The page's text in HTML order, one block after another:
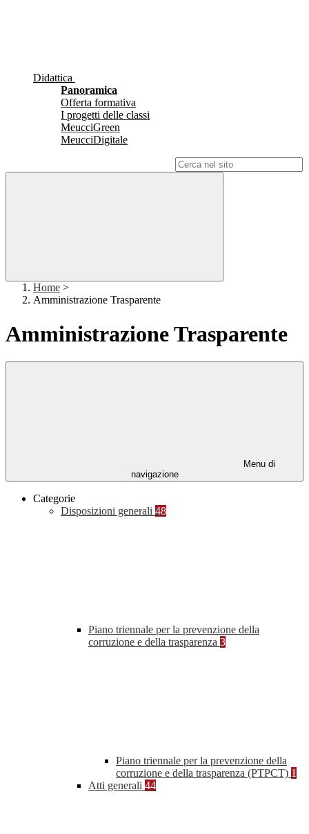
Didattica
Panoramica
Offerta formativa
I progetti delle classi
MeucciGreen
MeucciDigitale
Home >
Amministrazione Trasparente
Amministrazione Trasparente
Menu di
navigazione
Categorie
Disposizioni generali 48
Piano triennale per la prevenzione della
corruzione e della trasparenza 3
Piano triennale per la prevenzione della
corruzione e della trasparenza (PTPCT) 1
Atti generali 44